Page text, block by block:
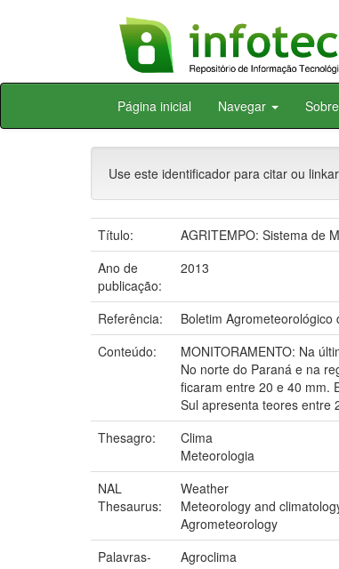
Skip
Página inicial Navegar Sobre
Use este identificador para citar ou
Título:
AGRITEMPO: Sistema de
Ano de
publicação:
2013
Referência:
Boletim
Conteúdo:
MONITORAMENTO: Na
No norte do Paraná e na
ficaram entre 20 e 40 mm.
Sul apresenta teores entre
Thesagro:
Clima
Meteorologia
NAL
Thesaurus:
Weather
Meteorology and
Agrometeorology
Palavras-
Agroclima